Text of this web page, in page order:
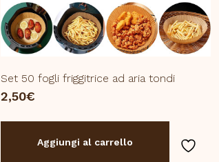
Set 50 fogli friggitrice ad aria tondi
2,50€
Aggiungi al carrello